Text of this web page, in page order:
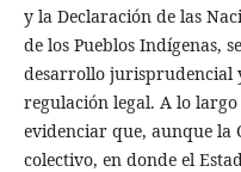
y la Declaración de las
de los Pueblos Indígenas,
desarrollo jurisprudencial
regulación legal. A lo largo
evidenciar que, aunque la
colectivo, en donde el